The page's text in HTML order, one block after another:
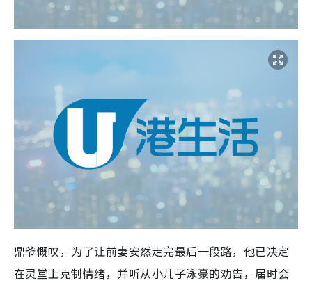
鼎爷慨叹，为了让前妻安然走完最后一段路，他已决定
在灵堂上克制情绪，并听从小儿子泳豪的劝告，届时会